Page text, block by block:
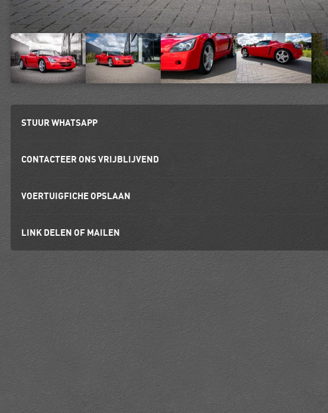
STUUR WHATSAPP
CONTACTEER ONS VRIJBLIJVEND
VOERTUIGFICHE OPSLAAN
LINK DELEN OF MAILEN